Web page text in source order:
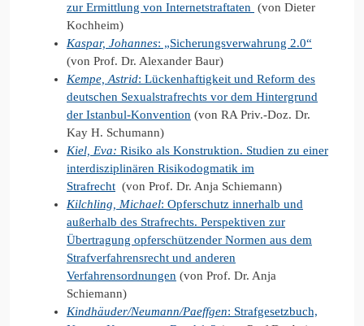
zur Ermittlung von Internetstraftaten (von Dieter
Kochheim)
Kaspar, Johannes: „Sicherungsverwahrung 2.0“
(von Prof. Dr. Alexander Baur)
Kempe, Astrid: Lückenhaftigkeit und Reform des
deutschen Sexualstrafrechts vor dem Hintergrund
der Istanbul-Konvention (von RA Priv.-Doz. Dr.
Kay H. Schumann)
Kiel, Eva: Risiko als Konstruktion. Studien zu einer
interdisziplinären Risikodogmatik im
Strafrecht (von Prof. Dr. Anja Schiemann)
Kilchling, Michael: Opferschutz innerhalb und
außerhalb des Strafrechts. Perspektiven zur
Übertragung opferschützender Normen aus dem
Strafverfahrensrecht und anderen
Verfahrensordnungen (von Prof. Dr. Anja
Schiemann)
Kindhäuder/Neumann/Paeffgen: Strafgesetzbuch,